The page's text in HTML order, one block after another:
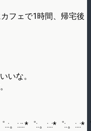
フェで1時間、帰宅後
いな。
。:.::.*゜:.。:..:*゜:.。:..:*